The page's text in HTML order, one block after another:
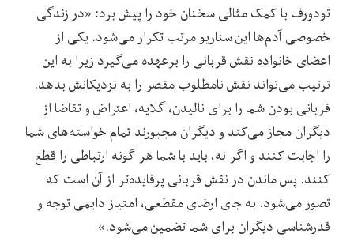
تودورف با کمک مثالی سخنان خود را پیش برد: «در زندگی
خصوصی آدم‌ها این سناریو مرتب تکرار می‌شود. یکی از
اعضای خانواده نقش قربانی را برعهده می‌گیرد زیرا به این
ترتیب می‌تواند نقش نامطلوب مقصر را به نزدیکانش بدهد.
قربانی بودن شما را برای نالیدن، گلایه، اعتراض و تقاضا از
دیگران مجاز می‌‌کند و دیگران مجبورند تمام خواسته‌های شما
را اجابت کنند و اگر نه، باید با شما هر گونه ارتباطی را قطع
کنند. پس ماندن در نقش قربانی پرفایده‌تر از آن است که
تصور می‌شود. به جای ارضای مقطعی، امتیاز دایمی‌ توجه و
قدرشناسی دیگران برای شما تضمین می‌شود.»